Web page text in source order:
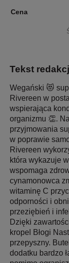
Cena
Tekst
Wegański 😻
Rivereen w
wspierająca
organizmu 👏.
przyjmowania
w poprawie
Rivereen
która wykazuje
wspomaga
cynamonowca
witaminę C
odporności i
przeziębień i
Dzięki
kropel Błogi
przepyszny.
dodatku bardzo